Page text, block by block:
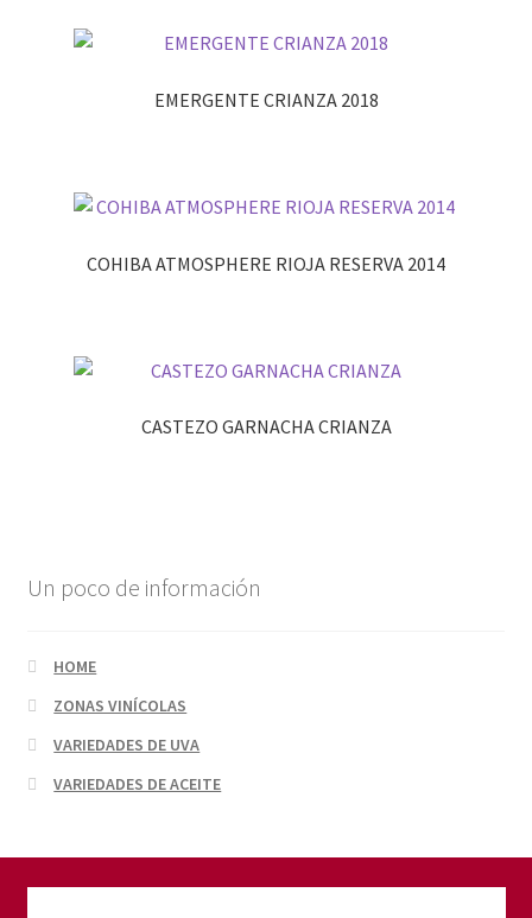
EMERGENTE CRIANZA 2018
COHIBA ATMOSPHERE RIOJA RESERVA 2014
CASTEZO GARNACHA CRIANZA
Un poco de información
HOME
ZONAS VINÍCOLAS
VARIEDADES DE UVA
VARIEDADES DE ACEITE